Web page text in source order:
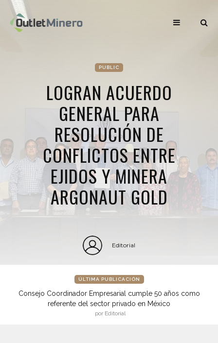
PUBLIC
LOGRAN ACUERDO
GENERAL PARA
RESOLUCIÓN DE
CONFLICTOS ENTRE
EJIDOS Y MINERA
ARGONAUT GOLD
Editorial
ÚLTIMA PUBLICACIÓN
Consejo Coordinador Empresarial cumple 50 años como
referente del sector privado en México
por Editorial